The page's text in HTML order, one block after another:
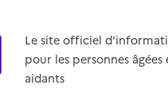
Le site officiel
pour les personnes âgées
aidants